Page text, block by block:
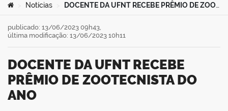
Você está aqui:
Notícias DOCENTE DA UFNT RECEBE PRÊMIO DE ZOOTECNISTA DO ANO
DOCENTE DA UFNT RECEBE
PRÊMIO DE ZOOTECNISTA DO
ANO
publicado: 13/06/2023 09h43,
última modificação: 13/06/2023 10h11